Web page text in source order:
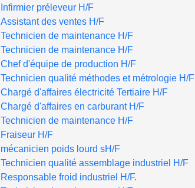
Infirmier préleveur H/F
Assistant des ventes H/F
Technicien de maintenance H/F
Technicien de maintenance H/F
Chef d'équipe de production H/F
Technicien qualité méthodes et métrologie H/F
Chargé d'affaires électricité Tertiaire H/F
Chargé d'affaires en carburant H/F
Technicien de maintenance H/F
Fraiseur H/F
mécanicien poids lourd sH/F
Technicien qualité assemblage industriel H/F
Responsable froid industriel H/F.